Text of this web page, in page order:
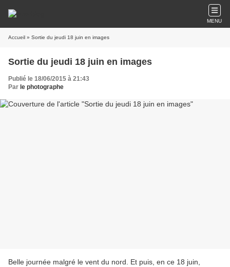
MENU
Accueil » Sortie du jeudi 18 juin en images
Sortie du jeudi 18 juin en images
Publié le 18/06/2015 à 21:43
Par le photographe
Belle journée malgré le vent du nord. Et puis, en ce 18 juin,